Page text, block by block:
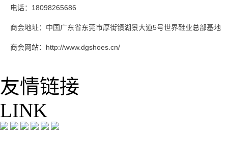
电话：18098265686
商会地址：中国广东省东莞市厚街镇湖景大道5号世界鞋业总部基地
商会网站：http://www.dgshoes.cn/
友情链接
LINK